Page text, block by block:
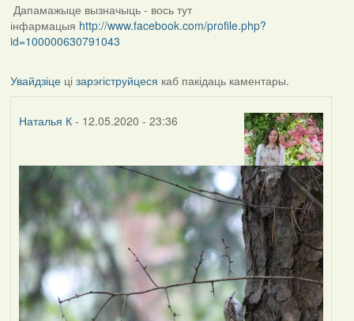
Дапамажыце вызначыць - вось тут
інфармацыя http://www.facebook.com/profile.php?
id=100000630791043
Увайдзіцеці зарэгіструйцеся каб пакідаць каментары.
Наталья К- 12.05.2020 - 23:36